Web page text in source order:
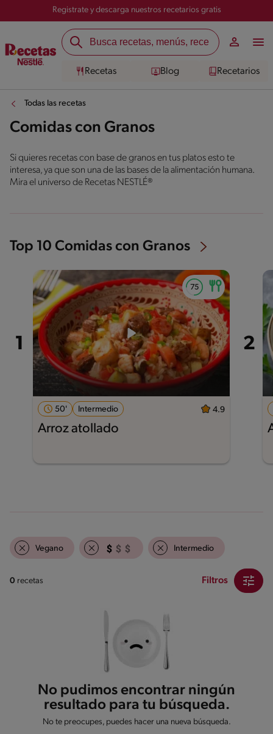
Registrate y descarga nuestros recetarios gratis
Recetas Blog Recetarios
Todas las recetas
Comidas con Granos
Si quieres recetas con base de granos en tus platos esto te
interesa, ya que son una de las bases de la alimentación humana.
Mira el universo de Recetas NESTLÉ®
Top 10 Comidas con Granos
50' Intermedio 4.9
Arroz atollado
Vegano Intermedio
0 recetas Filtros
No pudimos encontrar ningún
resultado para tu búsqueda.
No te preocupes, puedes hacer una nueva búsqueda.